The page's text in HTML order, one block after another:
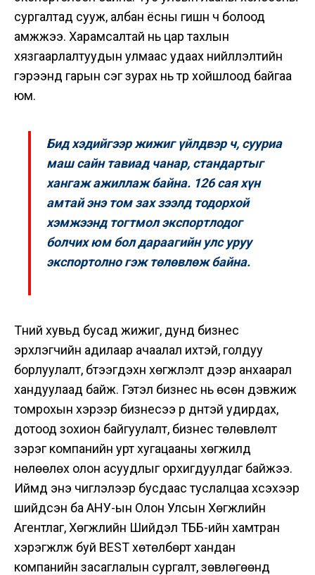
сургалтад сууж, албан ёсны гишүүн ч болоод
амжжээ. Харамсалтай нь цар тахлын
хязгаарлалтуудын улмаас удаах нийлүүлэлтийн
гэрээнд гарын үсэг зурах нь түр хойшлоод байгаа
юм.
Бид хэдийгээр жижиг үйлдвэр ч, сууриа
маш сайн тавиад чанар, стандартыг
хангаж ажиллаж байна. 126 сая хүн
амтай энэ том зах зээлд тодорхой
хэмжээнд тогтмол экспортлодог
болчих юм бол дараагийн улс уруу
экспортолно гэж төлөвлөж байна.
Түүний хувьд бусад жижиг, дунд бизнес
эрхлэгчийн адилаар ачаалал ихтэй, голдуу
борлуулалт, бүтээгдэхүүн хөгжүүлэлт дээр анхаарал
хандуулаад байж. Гэтэл бизнес нь өсөн дэвжиж
томрохын хэрээр бизнесээ үр дүнтэй удирдах,
дотоод зохион байгуулалт, бизнес төлөвлөлт
зэрэг компанийн урт хугацааны хөгжилд
нөлөөлөх олон асуудлыг орхигдуулдаг байжээ.
Иймд энэ чиглэлээр бусдаас туслалцаа хүсэхээр
шийдсэн ба АНУ-ын Олон Улсын Хөгжлийн
Агентлаг, Хөгжлийн Шийдэл ТББ-ийн хамтран
хэрэгжүүлж буй BEST хөтөлбөрт хандан
компанийн засаглалын сургалт, зөвлөгөөнд